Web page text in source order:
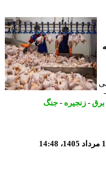
- زنجیره-جنگ